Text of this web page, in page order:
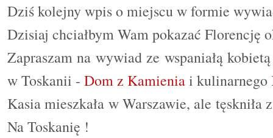
Dziś kolejny wpis o miejscu w formie
Dzisiaj chciałbym Wam pokazać Florencję
Zapraszam na wywiad ze wspaniałą
w Toskanii - Dom z Kamieniai kulinarnego
Kasia mieszkała w Warszawie, ale
Na Toskanię !